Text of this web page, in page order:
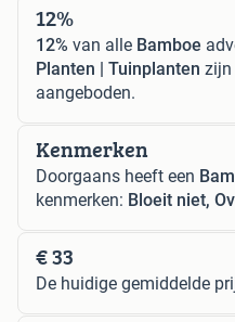
12%
12% van alle Bamboe
Planten | Tuinplanten zijn
aangeboden.
Kenmerken
Doorgaans heeft een
kenmerken: Bloeit niet,
€ 33
De huidige gemiddelde